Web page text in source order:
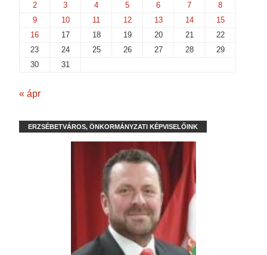
2
3 4 5 6 7
8
9
10 11 12 13 14
15
16
17 18 19 20 21
22
23
24 25 26 27 28
29
30
31
« ápr
ERZSÉBETVÁROS, ÖNKORMÁNYZATI KÉPVISELŐINK